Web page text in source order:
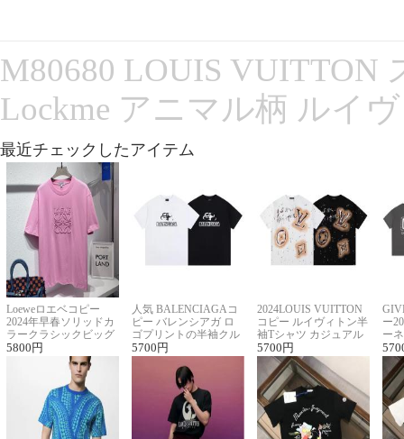
M80680 LOUIS VUITTON
Lockme アニマル柄 ルイ
最近チェックしたアイテム
Loeweロエベコピー
2024年早春ソリッドカ
ラークラシックビッグ
ロゴ刺繍Tシャツ
5800 円
人気 BALENCIAGAコ
ピー バレンシアガ ロ
ゴプリントの半袖クル
ーネックTシャツ
5700 円
2024LOUIS VUITTON
コピー ルイヴィトン半
袖Tシャツ カジュアル
に馴染む 2色展開
5700 円
ー
ー
ー